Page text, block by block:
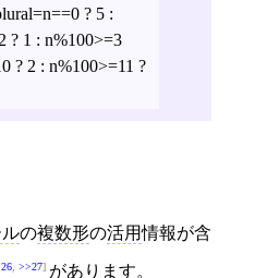
? 5 :
? 1 : n%100>=3
? 2 : n%100>=11 ?
の複数形の活用情報が含
>>27 があります。